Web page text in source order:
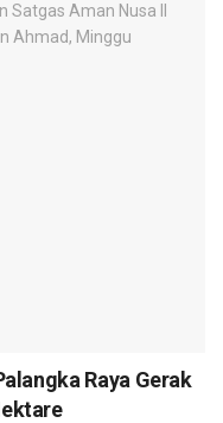
Raya Gerak